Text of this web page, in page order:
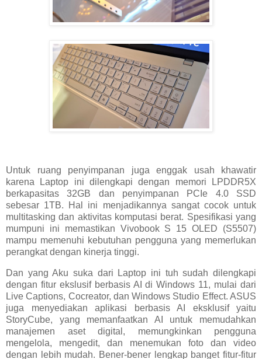
Untuk ruang penyimpanan juga enggak usah khawatir
karena Laptop ini dilengkapi dengan memori LPDDR5X
berkapasitas 32GB dan penyimpanan PCIe 4.0 SSD
sebesar 1TB. Hal ini menjadikannya sangat cocok untuk
multitasking dan aktivitas komputasi berat. Spesifikasi yang
mumpuni ini memastikan Vivobook S 15 OLED (S5507)
mampu memenuhi kebutuhan pengguna yang memerlukan
perangkat dengan kinerja tinggi.
Dan yang Aku suka dari Laptop ini tuh sudah dilengkapi
dengan fitur ekslusif berbasis AI di Windows 11, mulai dari
Live Captions, Cocreator, dan Windows Studio Effect. ASUS
juga menyediakan aplikasi berbasis AI eksklusif yaitu
StoryCube, yang memanfaatkan AI untuk memudahkan
manajemen aset digital, memungkinkan pengguna
mengelola, mengedit, dan menemukan foto dan video
dengan lebih mudah. Bener-bener lengkap banget fitur-fitur